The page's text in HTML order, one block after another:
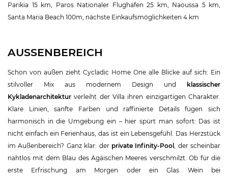
Parikia 15 km, Paros Nationaler Flughafen 25 km, Naoussa 5 km,
Santa Maria Beach 100m, nächste Einkaufsmöglichkeiten 4 km
AUSSENBEREICH
Schon von außen zieht Cycladic Home One alle Blicke auf sich: Ein
stilvoller Mix aus modernem Design und klassischer
Kykladenarchitektur verleiht der Villa ihren einzigartigen Charakter.
Klare Linien, sanfte Farben und raffinierte Details fügen sich
harmonisch in die Umgebung ein – hier spürt man sofort: Das ist
nicht einfach ein Ferienhaus, das ist ein Lebensgefühl. Das Herzstück
im Außenbereich? Ganz klar: der private Infinity-Pool , der scheinbar
nahtlos mit dem Blau des Ägäischen Meeres verschmilzt. Ob für die
erste Erfrischung am Morgen oder ein Glas Wein bei